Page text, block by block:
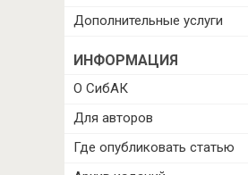
Дополнительные услуги
ИНФОРМАЦИЯ
О СибАК
Для авторов
Где опубликовать статью